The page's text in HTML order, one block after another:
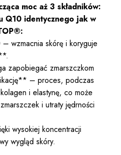
moc aż 3 składników:
Q10 identycznego jak w
wzmacnia skórę i koryguje
zapobiegać zmarszczkom
– proces, podczas
i elastynę, co może
i utraty jędrności
wysokiej koncentracji
wygląd skóry.